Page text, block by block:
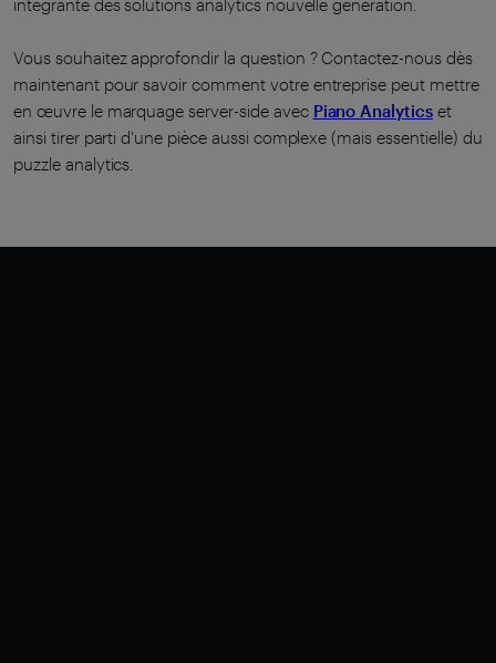
intégrante des solutions analytics nouvelle génération.
Vous souhaitez approfondir la question ? Contactez-nous dès
maintenant pour savoir comment votre entreprise peut mettre
en œuvre le marquage server-side avec Piano Analytics et
ainsi tirer parti d'une pièce aussi complexe (mais essentielle) du
puzzle analytics.